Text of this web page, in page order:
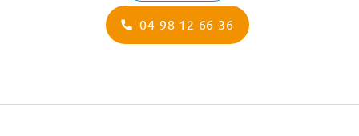
04 98 12 66 36